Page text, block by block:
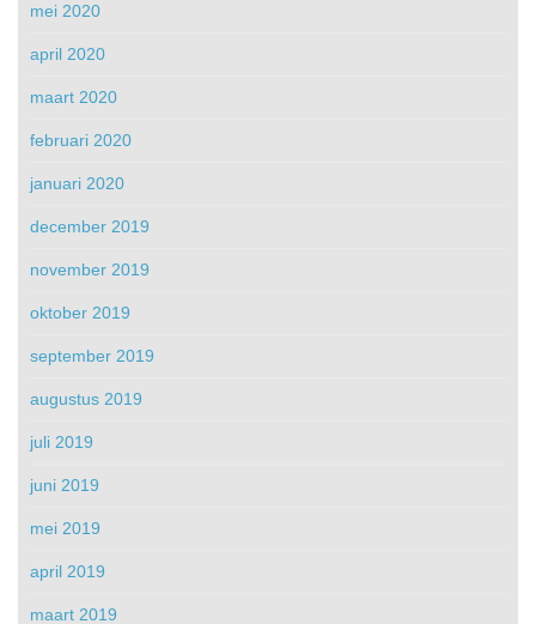
mei 2020
april 2020
maart 2020
februari 2020
januari 2020
december 2019
november 2019
oktober 2019
september 2019
augustus 2019
juli 2019
juni 2019
mei 2019
april 2019
maart 2019